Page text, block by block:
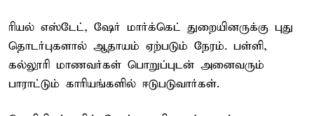
ரியல் எஸ்டேட், ஷேர் மார்க்கெட் துறையினருக்கு புது
தொடர்புகளால் ஆதாயம் ஏற்படும் நேரம். பள்ளி,
கல்லூரி மாணவர்கள் பொறுப்புடன் அனைவரும்
பாராட்டும் காரியங்களில் ஈடுபடுவார்கள்.